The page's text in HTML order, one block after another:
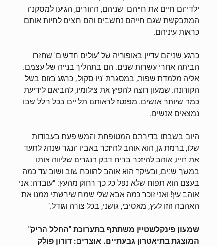
ילדיהם חיים את חייהם ושניהם, ההורים, הגיעו למסקנה
המתבקשת שגם חייהם נחשבים והם רוצים לחיות אותם
כראות עיניהם.
כרגע שניהם עדיין באופוריה של 'עולים חדשים' שחזרו
הביתה אחרי עשרות שנים. הם בתהליך בנייה של עצמם.
אליה מלמדת שפות, במסגרת 'ניו סקול', כרגע בזום בשל
הקורונה. שמעון רוצה להפיץ את צילומיו, להביאם לידיעת
כמה שיותר אנשים. מפנטז לראותם תלויים בכל חלל שבו
נמצאים אנשים.
היום בשבתו בדירתם המטופחת והמשופעת בעבודות
שלו, ברמת גן, הוא אוהב להיזכר באביו הנגר שנהג לתעד
את חייו, אוהב להיזכר בריח דבק הנגרים שליווה אותו
במשך שנים, ובעיקר הוא אוהב להווכח שוב ושוב עד כמה
בעצם הוא תפוח שלא נפל כל כך רחוק מהעץ: "עובדה: אני
אוהב עץ! ואני זוכר כמה אבא שלי שמח שירשתי ממנו את
האהבה הזו לעץ, מאסיבי, גושני, בכל צורה וגודל."
שמעון פינקלשטיין משתתף בתערוכת "החלל הריק"
המוצגת בתיאטרון גבעתיים. אוצרים: דורון פולק